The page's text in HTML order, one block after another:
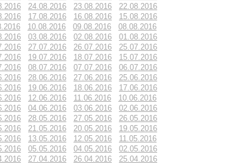
24.08.2016 23.08.2016
22.08.2016
17.08.2016 16.08.2016
15.08.2016
10.08.2016 09.08.2016
08.08.2016
03.08.2016 02.08.2016
01.08.2016
27.07.2016 26.07.2016
25.07.2016
19.07.2016 18.07.2016
15.07.2016
08.07.2016 07.07.2016
06.07.2016
28.06.2016 27.06.2016
25.06.2016
19.06.2016 18.06.2016
17.06.2016
12.06.2016 11.06.2016
10.06.2016
04.06.2016 03.06.2016
02.06.2016
28.05.2016 27.05.2016
26.05.2016
21.05.2016 20.05.2016
19.05.2016
13.05.2016 12.05.2016
11.05.2016
05.05.2016 04.05.2016
02.05.2016
27.04.2016 26.04.2016
25.04.2016